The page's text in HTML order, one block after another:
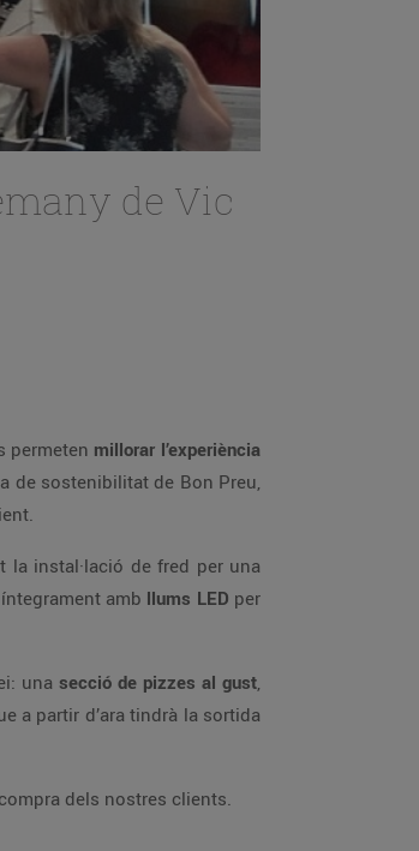
de Vic
permeten millorar l’experiència
de sostenibilitat de Bon Preu,
la instal·lació de fred per una
amb llums LED per
una secció de pizzes al gust,
a partir d’ara tindrà la sortida
dels nostres clients.